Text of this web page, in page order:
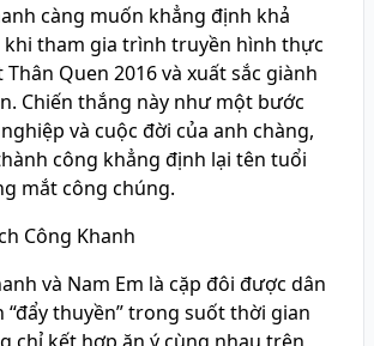
càng muốn khẳng định khả
khi tham gia trình truyền hình thực
Quen 2016 và xuất sắc giành
Chiến thắng này như một bước
và cuộc đời của anh chàng,
công khẳng định lại tên tuổi
mắt công chúng.
Công Khanh
và Nam Em là cặp đôi được dân
thuyền” trong suốt thời gian